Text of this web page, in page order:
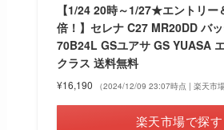
【1/24 20時～1/27★エントリー
倍！】セレナ C27 MR20DD バ
70B24L GSユアサ GS YUASA
クラス 送料無料
¥16,190 （2024/12/09 23:07時点 | 楽天市場
楽天市場で探す